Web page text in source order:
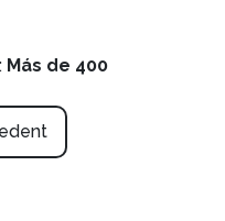
Más de 400